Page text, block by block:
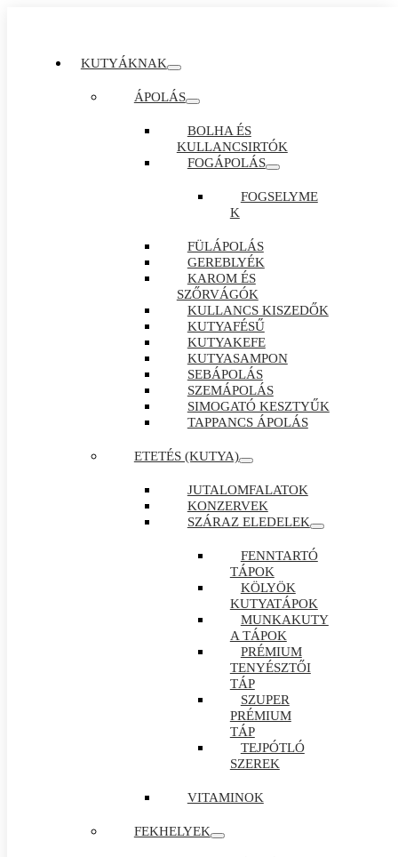
KUTYÁKNAK
ÁPOLÁS
BOLHA ÉS
KULLANCSIRTÓK
FOGÁPOLÁS
FOGSELYME
K
FÜLÁPOLÁS
GEREBLYÉK
KAROM ÉS
SZŐRVÁGÓK
KULLANCS KISZEDŐK
KUTYAFÉSŰ
KUTYAKEFE
KUTYASAMPON
SEBÁPOLÁS
SZEMÁPOLÁS
SIMOGATÓ KESZTYŰK
TAPPANCS ÁPOLÁS
ETETÉS (KUTYA)
JUTALOMFALATOK
KONZERVEK
SZÁRAZ ELEDELEK
FENNTARTÓ
TÁPOK
KÖLYÖK
KUTYATÁPOK
MUNKAKUTY
A TÁPOK
PRÉMIUM
TENYÉSZTŐI
TÁP
SZUPER
PRÉMIUM
TÁP
TEJPÓTLÓ
SZEREK
VITAMINOK
FEKHELYEK